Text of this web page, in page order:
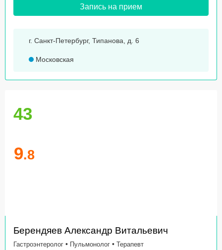
Запись на прием
г. Санкт-Петербург, Типанова, д. 6
Московская
43
9.8
Берендяев Александр Витальевич
Гастроэнтеролог • Пульмонолог • Терапевт